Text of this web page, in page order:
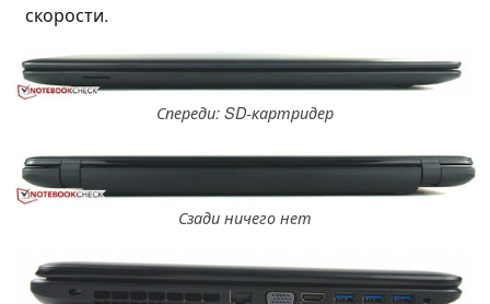
скорости.
Спереди: SD-картридер
Сзади ничего нет